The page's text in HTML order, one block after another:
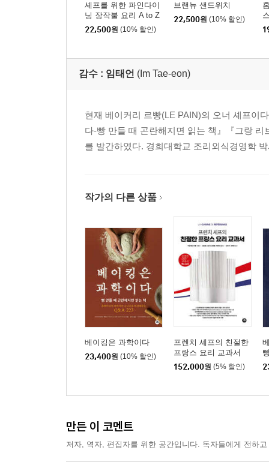
셰프를 위한 파인다이
닝 장작불 요리 A to Z
22,500원 (10% 할인)
브랜뉴 샌드위치
22,500원 (10% 할인)
감수 : 임태언 (Im Tae-eon)
현재 베이커리 르빵(LE PAIN)의 오너 셰프이
다-빵 만들 때 곤란해지면 읽는 책』『그랑
를 발간하였다. 경희대학교 조리외식경영학
작가의 다른 상품
베이킹은 과학이다
23,400원 (10% 할인)
프렌치 셰프의 친절한
프랑스 요리 교과서
152,000원 (5% 할인)
만든 이 코멘트
저자, 역자, 편집자를 위한 공간입니다. 독자들에게 전하